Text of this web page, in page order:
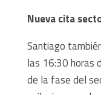
Nueva cita
Santiago
las 16:30 horas
de la fase del